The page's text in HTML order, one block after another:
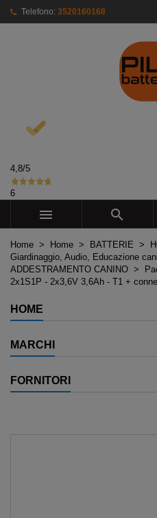
Telefono: 3520160168
4,8/5
6
 
Home Home BATTERIE
Giardinaggio, Audio, Educazione
ADDESTRAMENTO CANINO
2x1S1P - 2x3,6V 3,6Ah - T1 +
HOME
MARCHI
FORNITORI
Mes listes
Créer une nouvelle liste
Crea lista dei
Nome lista dei desideri
Accedi
Devi avere effettuato
nella tua lista dei desideri.